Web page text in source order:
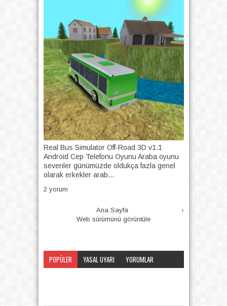
Real Bus Simulator Off-Road 3D v1.1
Android Cep Telefonu Oyunu Araba oyunu
sevenler günümüzde oldukça fazla genel
olarak erkekler arab...
2 yorum
›
Ana Sayfa
Web sürümünü görüntüle
POPÜLER YASAL UYARI
YORUMLAR